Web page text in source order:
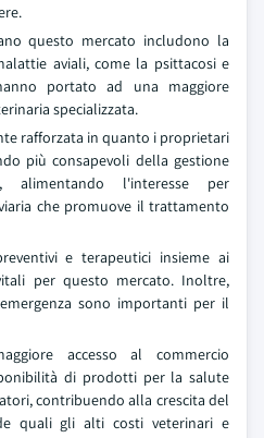
questo mercato includono la
aviali, come la psittacosi e
portato ad una maggiore
specializzata.
rafforzata in quanto i proprietari
più consapevoli della gestione
alimentando l'interesse per
che promuove il trattamento
e terapeutici insieme ai
per questo mercato. Inoltre,
sono importanti per il
accesso al commercio
di prodotti per la salute
contribuendo alla crescita del
quali gli alti costi veterinari e